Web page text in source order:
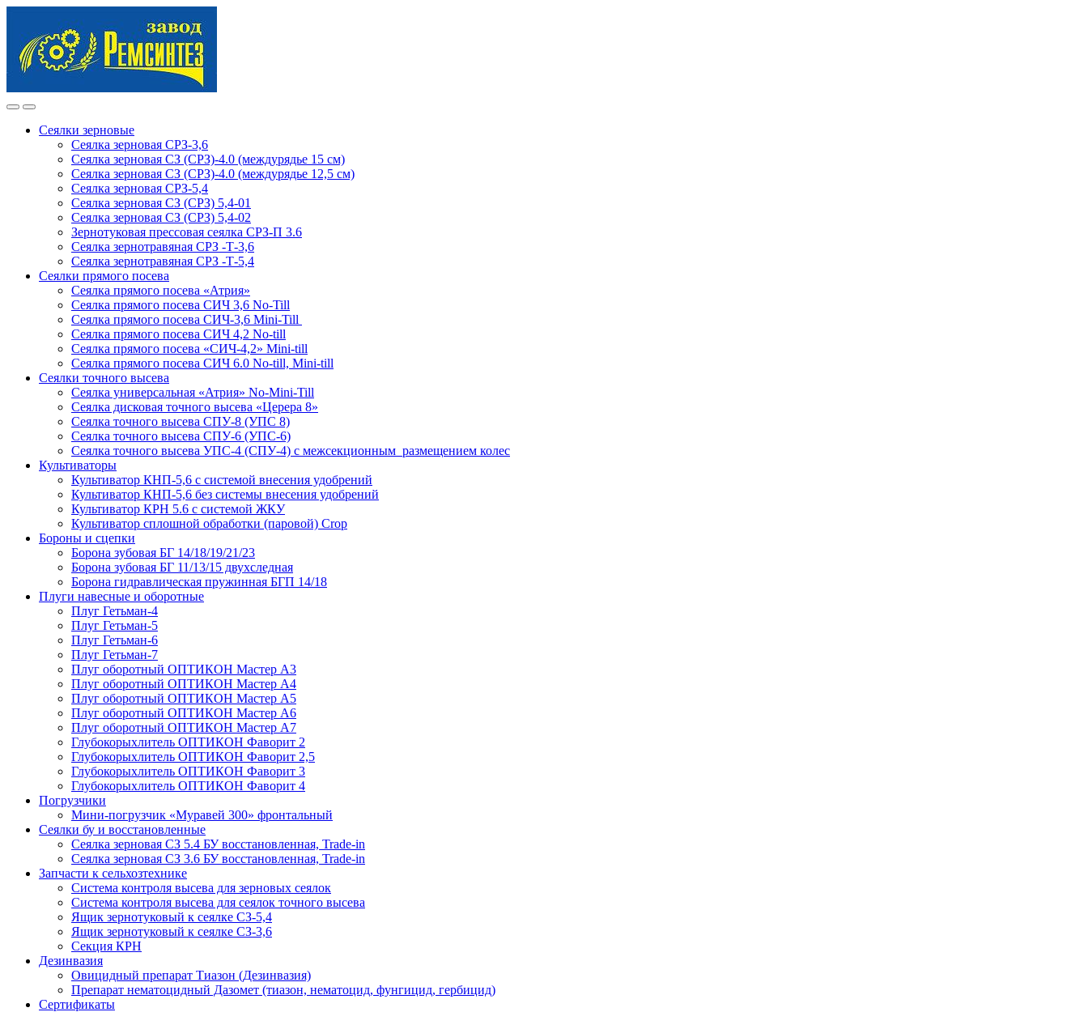
navigation
content
Сеялки зерновые
Сеялка зерновая СРЗ-3,6
Сеялка зерновая СЗ (СРЗ)-4.0 (междурядье 15 см)
Сеялка зерновая СЗ (СРЗ)-4.0 (междурядье 12,5 см)
Сеялка зерновая СРЗ-5,4
Сеялка зерновая СЗ (СРЗ) 5,4-01
Сеялка зерновая СЗ (СРЗ) 5,4-02
Зернотуковая прессовая сеялка СРЗ-П 3.6
Сеялка зернотравяная СРЗ -Т-3,6
Сеялка зернотравяная СРЗ -Т-5,4
Сеялки прямого посева
Сеялка прямого посева «Атрия»
Сеялка прямого посева СИЧ 3,6 No-Till
Сеялка прямого посева СИЧ-3,6 Mini-Till
Сеялка прямого посева СИЧ 4,2 No-till
Сеялка прямого посева «СИЧ-4,2» Mini-till
Сеялка прямого посева СИЧ 6.0 No-till, Mini-till
Сеялки точного высева
Сеялка универсальная «Атрия» No-Mini-Till
Сеялка дисковая точного высева «Церера 8»
Сеялка точного высева СПУ-8 (УПС 8)
Сеялка точного высева СПУ-6 (УПС-6)
Сеялка точного высева УПС-4 (СПУ-4) с межсекционным размещением колес
Культиваторы
Культиватор КНП-5,6 с системой внесения удобрений
Культиватор КНП-5,6 без системы внесения удобрений
Культиватор КРН 5.6 с системой ЖКУ
Культиватор сплошной обработки (паровой) Crop
Бороны и сцепки
Борона зубовая БГ 14/18/19/21/23
Борона зубовая БГ 11/13/15 двухследная
Борона гидравлическая пружинная БГП 14/18
Плуги навесные и оборотные
Плуг Гетьман-4
Плуг Гетьман-5
Плуг Гетьман-6
Плуг Гетьман-7
Плуг оборотный ОПТИКОН Мастер А3
Плуг оборотный ОПТИКОН Мастер А4
Плуг оборотный ОПТИКОН Мастер А5
Плуг оборотный ОПТИКОН Мастер А6
Плуг оборотный ОПТИКОН Мастер А7
Глубокорыхлитель ОПТИКОН Фаворит 2
Глубокорыхлитель ОПТИКОН Фаворит 2,5
Глубокорыхлитель ОПТИКОН Фаворит 3
Глубокорыхлитель ОПТИКОН Фаворит 4
Погрузчики
Мини-погрузчик «Муравей 300» фронтальный
Сеялки бу и восстановленные
Сеялка зерновая СЗ 5.4 БУ восстановленная, Trade-in
Сеялка зерновая СЗ 3.6 БУ восстановленная, Trade-in
Запчасти к сельхозтехнике
Система контроля высева для зерновых сеялок
Система контроля высева для сеялок точного высева
Ящик зернотуковый к сеялке СЗ-5,4
Ящик зернотуковый к сеялке СЗ-3,6
Секция КРН
Дезинвазия
Овицидный препарат Тиазон (Дезинвазия)
Препарат нематоцидный Дазомет (тиазон, нематоцид, фунгицид, гербицид)
Сертификаты